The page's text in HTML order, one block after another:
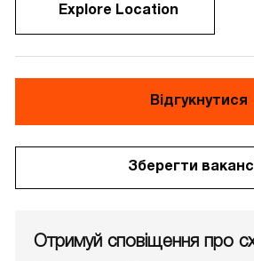
Explore Location
Відгукнутися
Зберегти
Отримуй сповіщення про